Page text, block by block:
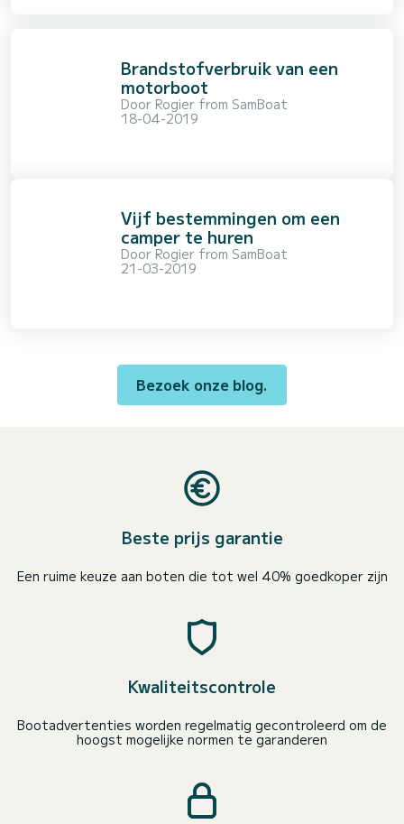
Brandstofverbruik van een
motorboot
Door Rogier from SamBoat
18-04-2019
Vijf bestemmingen om een
camper te huren
Door Rogier from SamBoat
21-03-2019
Bezoek onze blog.
Beste prijs garantie
Een ruime keuze aan boten die tot wel 40% goedkoper zijn
Kwaliteitscontrole
Bootadvertenties worden regelmatig gecontroleerd om de
hoogst mogelijke normen te garanderen